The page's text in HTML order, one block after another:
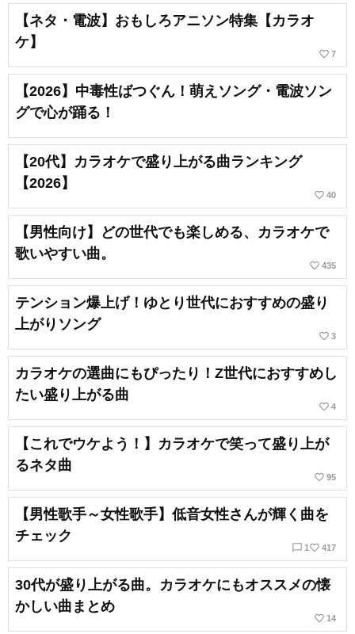
【ネタ・電波】おもしろアニソン特集【カラオ
ケ】
favorite_border 7
【2026】中毒性ばつぐん！萌えソング・電波ソン
グで心が踊る！
【20代】カラオケで盛り上がる曲ランキング
【2026】
favorite_border 40
【男性向け】どの世代でも楽しめる、カラオケで
歌いやすい曲。
favorite_border 435
テンション爆上げ！ゆとり世代におすすめの盛り
上がりソング
favorite_border 3
カラオケの選曲にもぴったり！Z世代におすすめし
たい盛り上がる曲
favorite_border 4
【これでウケよう！】カラオケで笑って盛り上が
るネタ曲
favorite_border 95
【男性歌手～女性歌手】低音女性さんが輝く曲を
チェック
chat_bubble_outline 1 favorite_border 417
30代が盛り上がる曲。カラオケにもオススメの懐
かしい曲まとめ
favorite_border 14